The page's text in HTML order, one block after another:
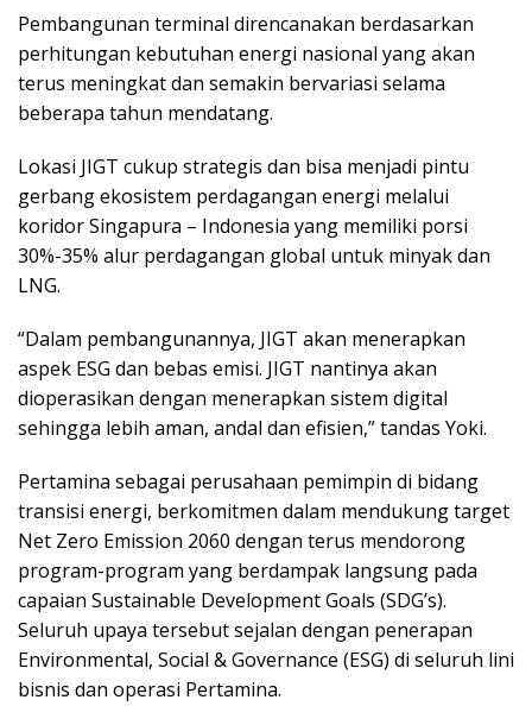
Pembangunan terminal direncanakan berdasarkan
perhitungan kebutuhan energi nasional yang akan
terus meningkat dan semakin bervariasi selama
beberapa tahun mendatang.
Lokasi JIGT cukup strategis dan bisa menjadi pintu
gerbang ekosistem perdagangan energi melalui
koridor Singapura – Indonesia yang memiliki porsi
30%-35% alur perdagangan global untuk minyak dan
LNG.
“Dalam pembangunannya, JIGT akan menerapkan
aspek ESG dan bebas emisi. JIGT nantinya akan
dioperasikan dengan menerapkan sistem digital
sehingga lebih aman, andal dan efisien,” tandas Yoki.
Pertamina sebagai perusahaan pemimpin di bidang
transisi energi, berkomitmen dalam mendukung target
Net Zero Emission 2060 dengan terus mendorong
program-program yang berdampak langsung pada
capaian Sustainable Development Goals (SDG’s).
Seluruh upaya tersebut sejalan dengan penerapan
Environmental, Social & Governance (ESG) di seluruh lini
bisnis dan operasi Pertamina.